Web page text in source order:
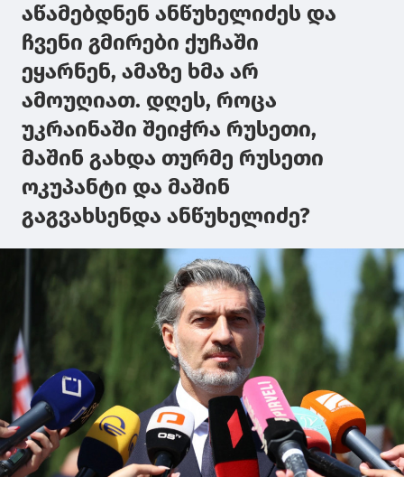
აწამებდნენ ანწუხელიძეს და
ჩვენი გმირები ქუჩაში
ეყარნენ, ამაზე ხმა არ
ამოუღიათ. დღეს, როცა
უკრაინაში შეიჭრა რუსეთი,
მაშინ გახდა თურმე რუსეთი
ოკუპანტი და მაშინ
გაგვახსენდა ანწუხელიძე?